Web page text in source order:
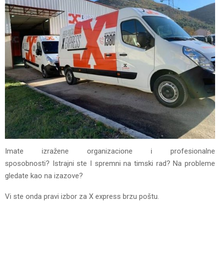
Imate izražene organizacione i profesionalne
sposobnosti? Istrajni ste I spremni na timski rad? Na probleme
gledate kao na izazove?
Vi ste onda pravi izbor za X express brzu poštu.